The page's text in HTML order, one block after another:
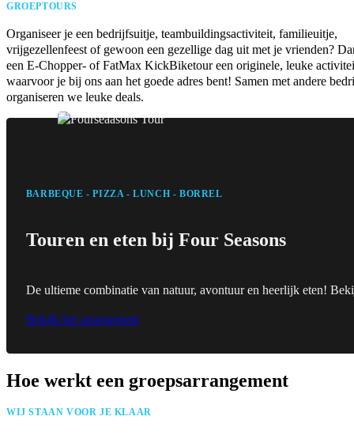
GROEPTOURS
Organiseer je een bedrijfsuitje, teambuildingsactiviteit, familieuitje,
vrijgezellenfeest of gewoon een gezellige dag uit met je vrienden?
een E-Chopper- of FatMax KickBiketour een originele, leuke
waarvoor je bij ons aan het goede adres bent! Samen met andere
organiseren we leuke deals.
Touren en eten bij Four Seasons
BARBEQUE - PIZZA - LUNCH - BORREL
De ultieme combinatie van natuur, avontuur en heerlijk eten!
Bekijk het arrangenent
Hoe werkt een groepsarrangement
WIJ STAAN VOOR JE KLAAR